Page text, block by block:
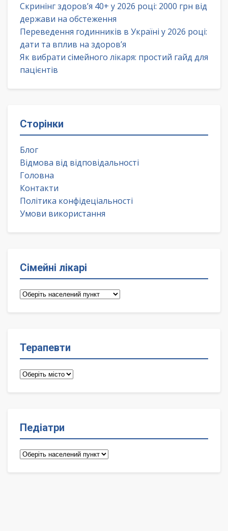
Скринінг здоров’я 40+ у 2026 році: 2000 грн від
держави на обстеження
Переведення годинників в Україні у 2026 році:
дати та вплив на здоров’я
Як вибрати сімейного лікаря: простий гайд для
пацієнтів
Сторінки
Блог
Відмова від відповідальності
Головна
Контакти
Політика конфідеціальності
Умови використання
Сімейні лікарі
Сімейні
Терапевти
Терапевти
Педіатри
Педіатри